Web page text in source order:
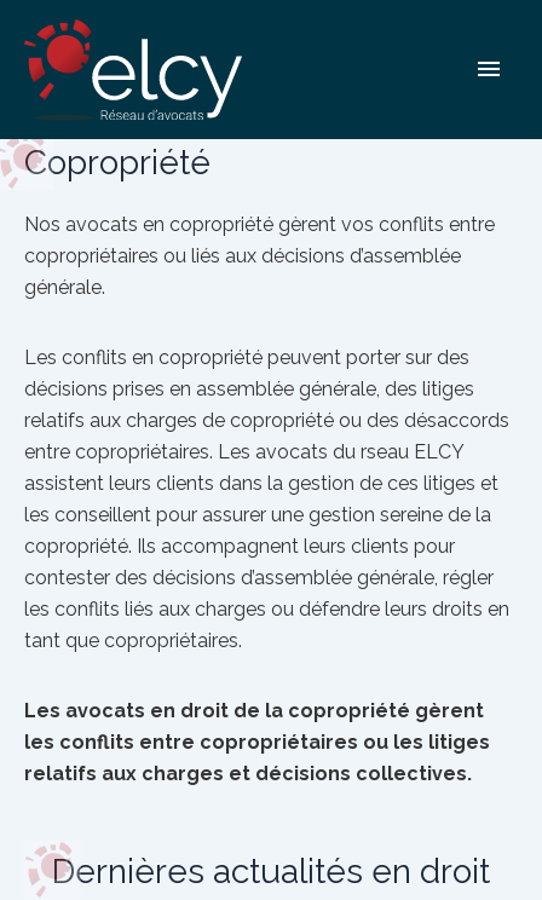
contenu
Copropriété
Copropriété
Nos avocats en copropriété gèrent vos conflits entre
copropriétaires ou liés aux décisions d’assemblée
générale.
Les conflits en copropriété peuvent porter sur des
décisions prises en assemblée générale, des litiges
relatifs aux charges de copropriété ou des désaccords
entre copropriétaires. Les avocats du rseau ELCY
assistent leurs clients dans la gestion de ces litiges et
les conseillent pour assurer une gestion sereine de la
copropriété. Ils accompagnent leurs clients pour
contester des décisions d’assemblée générale, régler
les conflits liés aux charges ou défendre leurs droits en
tant que copropriétaires.
Les avocats en droit de la copropriété gèrent
les conflits entre copropriétaires ou les litiges
relatifs aux charges et décisions collectives.
Dernières actualités en droit